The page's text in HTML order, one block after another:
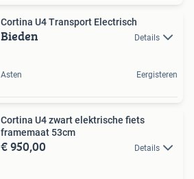
Cortina U4 Transport Electrisch
Bieden Details
Asten Eergisteren
Cortina U4 zwart elektrische fiets
framemaat 53cm
€ 950,00 Details